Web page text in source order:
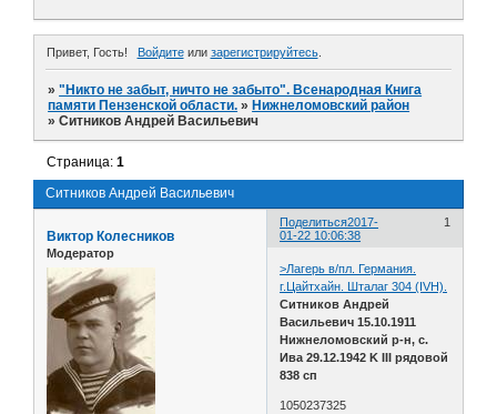
Привет, Гость! Войдитеили зарегистрируйтесь.
»"Никто не забыт, ничто не забыто". Всенародная Книга
памяти Пензенской области. » Нижнеломовский район
»Ситников Андрей Васильевич
Ситников Андрей Васильевич
Страница:1
Поделиться 1
2017-
01-22 10:06:38
Виктор Колесников
Модератор
>Лагерь в/пл. Германия.
г.Цайтхайн. Шталаг 304 (IVH).
Ситников Андрей
Васильевич 15.10.1911
Нижнеломовский р-н, с.
Ива 29.12.1942 K III рядовой
838 сп
1050237325